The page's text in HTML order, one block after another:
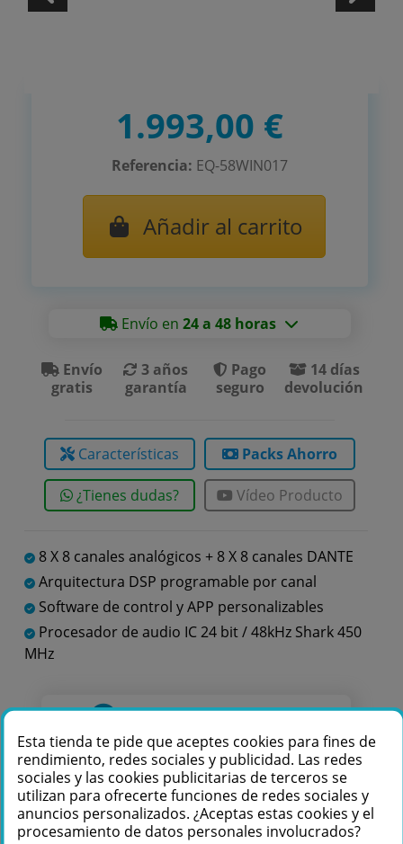
8 X 8 canales analógicos + 8 X 8 canales DANTE
Arquitectura DSP programable por canal
Software de control y APP personalizables
Procesador de audio IC 24 bit / 48kHz Shark 450
MHz
Te podemos ayudar
+34 976 36 61 60
1.993,00 €
Referencia: EQ-58WIN017
Añadir al carrito
Envío en24 a 48 horas
Envío
gratis
3 años
garantía
Pago
seguro
14 días
devolución
Características Packs Ahorro
¿Tienes dudas? Vídeo Producto
Esta tienda te pide que aceptes cookies para fines de
rendimiento, redes sociales y publicidad. Las redes
sociales y las cookies publicitarias de terceros se
utilizan para ofrecerte funciones de redes sociales y
anuncios personalizados. ¿Aceptas estas cookies y el
procesamiento de datos personales involucrados?